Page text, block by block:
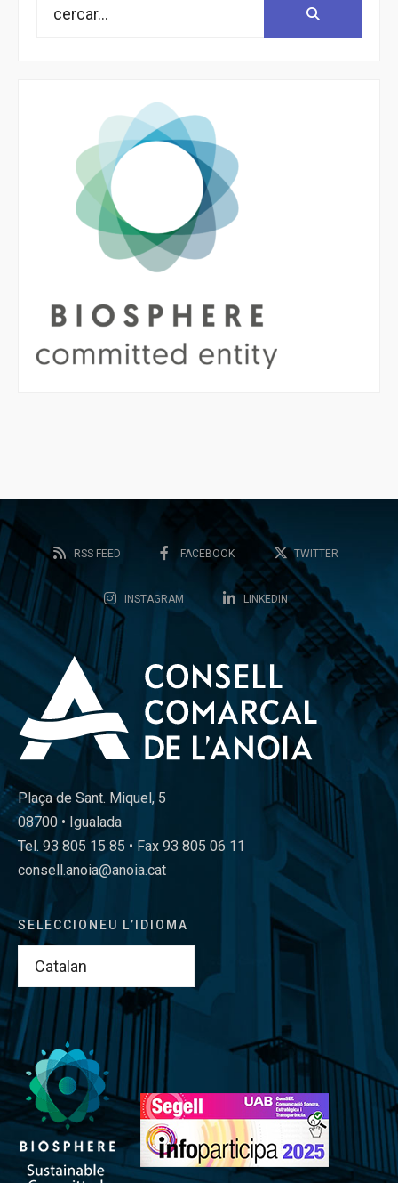
RSS FEED FACEBOOK TWITTER
INSTAGRAM LINKEDIN
Plaça de Sant. Miquel, 5
08700 • Igualada
Tel. 93 805 15 85 • Fax 93 805 06 11
consell.anoia@anoia.cat
SELECCIONEU L’IDIOMA